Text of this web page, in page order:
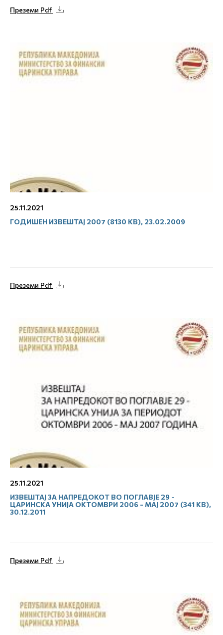
Преземи Pdf
25.11.2021
ГОДИШЕН ИЗВЕШТАЈ 2007 (8130 KB), 23.02.2009
Преземи Pdf
25.11.2021
ИЗВЕШТАЈ ЗА НАПРЕДОКОТ ВО ПОГЛАВЈЕ 29 -
ЦАРИНСКА УНИЈА ОКТОМВРИ 2006 - МАЈ 2007 (341 KB),
30.12.2011
Преземи Pdf